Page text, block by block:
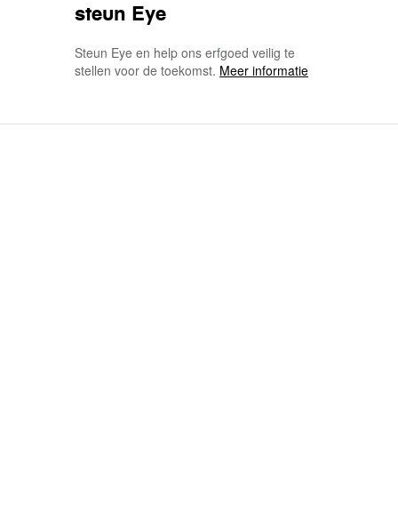
steun Eye
Steun Eye en help ons erfgoed veilig te
stellen voor de toekomst. Meer informatie